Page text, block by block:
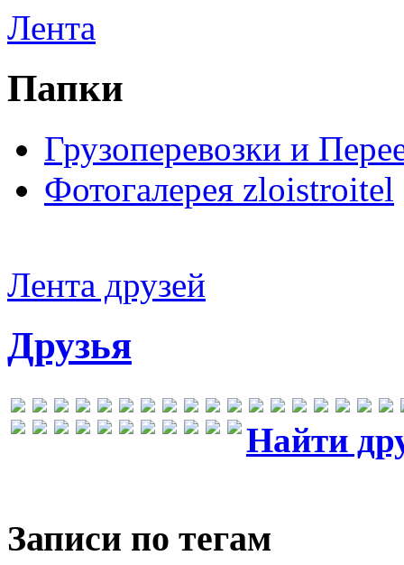
Лента
Папки
Грузоперевозки и
Фотогалерея zloistroitel
Лента друзей
Друзья
Найти
Записи по тегам